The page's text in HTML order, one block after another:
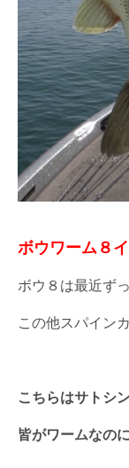
ボウワーム８イ
ボウ８は最近ず
この他スパイン
こちらはサトシン
皆がワームなの